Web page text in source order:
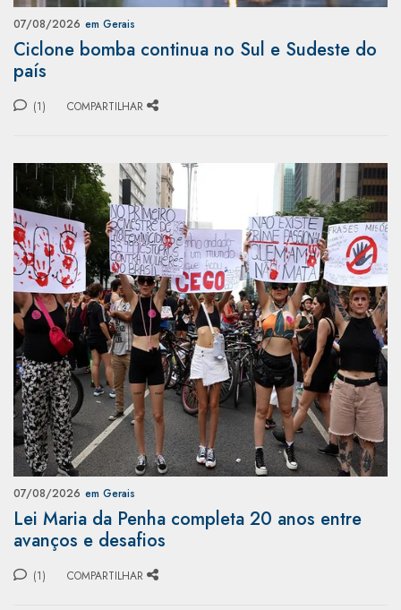
07/08/2026 em Gerais
Ciclone bomba continua no Sul e Sudeste do
país
(1) COMPARTILHAR
07/08/2026 em Gerais
Lei Maria da Penha completa 20 anos entre
avanços e desafios
(1) COMPARTILHAR